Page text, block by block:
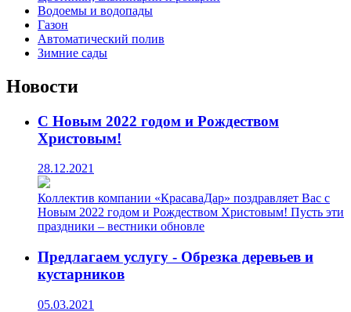
Водоемы и водопады
Газон
Автоматический полив
Зимние сады
Новости
С Новым 2022 годом и Рождеством
Христовым!
28.12.2021
Коллектив компании «КрасаваДар» поздравляет Вас с
Новым 2022 годом и Рождеством Христовым! Пусть эти
праздники – вестники обновле
Предлагаем услугу - Обрезка деревьев и
кустарников
05.03.2021